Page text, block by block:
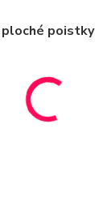
ploché poistky